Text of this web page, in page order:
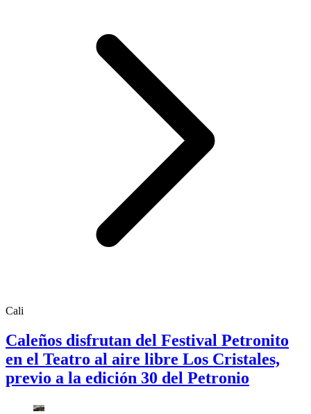
Cali
Caleños disfrutan del Festival Petronito
en el Teatro al aire libre Los Cristales,
previo a la edición 30 del Petronio